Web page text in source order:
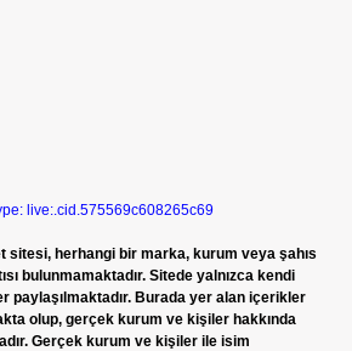
live:.cid.575569c608265c69
sitesi, herhangi bir marka, kurum veya şahıs
bulunmamaktadır. Sitede yalnızca kendi
paylaşılmaktadır. Burada yer alan içerikler
olup, gerçek kurum ve kişiler hakkında
Gerçek kurum ve kişiler ile isim